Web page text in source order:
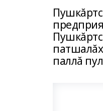
паллă